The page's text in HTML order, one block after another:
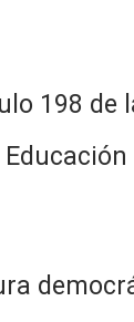
198 de